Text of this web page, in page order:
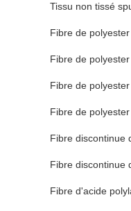
Tissu non tissé
Fibre de
Fibre de
Fibre de
Fibre de
Fibre discontinue
Fibre discontinue
Fibre d'acide